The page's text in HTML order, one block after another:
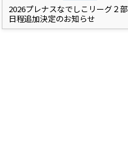
2026プレナスなでしこリーグ２部
日程追加決定のお知らせ